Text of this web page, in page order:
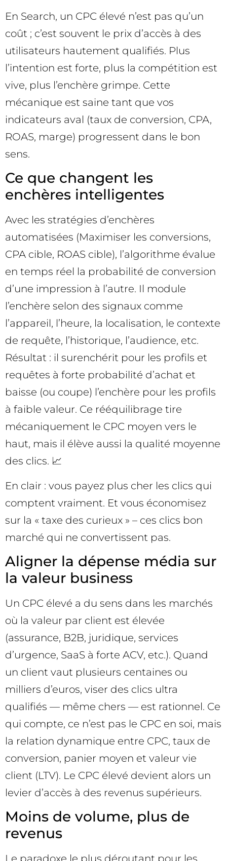
En Search, un CPC élevé n’est pas qu’un
coût ; c’est souvent le prix d’accès à des
utilisateurs hautement qualifiés. Plus
l’intention est forte, plus la compétition est
vive, plus l’enchère grimpe. Cette
mécanique est saine tant que vos
indicateurs aval (taux de conversion, CPA,
ROAS, marge) progressent dans le bon
sens.
Ce que changent les
enchères intelligentes
Avec les stratégies d’enchères
automatisées (Maximiser les conversions,
CPA cible, ROAS cible), l’algorithme évalue
en temps réel la probabilité de conversion
d’une impression à l’autre. Il module
l’enchère selon des signaux comme
l’appareil, l’heure, la localisation, le contexte
de requête, l’historique, l’audience, etc.
Résultat : il surenchérit pour les profils et
requêtes à forte probabilité d’achat et
baisse (ou coupe) l’enchère pour les profils
à faible valeur. Ce rééquilibrage tire
mécaniquement le CPC moyen vers le
haut, mais il élève aussi la qualité moyenne
des clics. 📈
En clair : vous payez plus cher les clics qui
comptent vraiment. Et vous économisez
sur la « taxe des curieux » – ces clics bon
marché qui ne convertissent pas.
Aligner la dépense média sur
la valeur business
Un CPC élevé a du sens dans les marchés
où la valeur par client est élevée
(assurance, B2B, juridique, services
d’urgence, SaaS à forte ACV, etc.). Quand
un client vaut plusieurs centaines ou
milliers d’euros, viser des clics ultra
qualifiés — même chers — est rationnel. Ce
qui compte, ce n’est pas le CPC en soi, mais
la relation dynamique entre CPC, taux de
conversion, panier moyen et valeur vie
client (LTV). Le CPC élevé devient alors un
levier d’accès à des revenus supérieurs.
Moins de volume, plus de
revenus